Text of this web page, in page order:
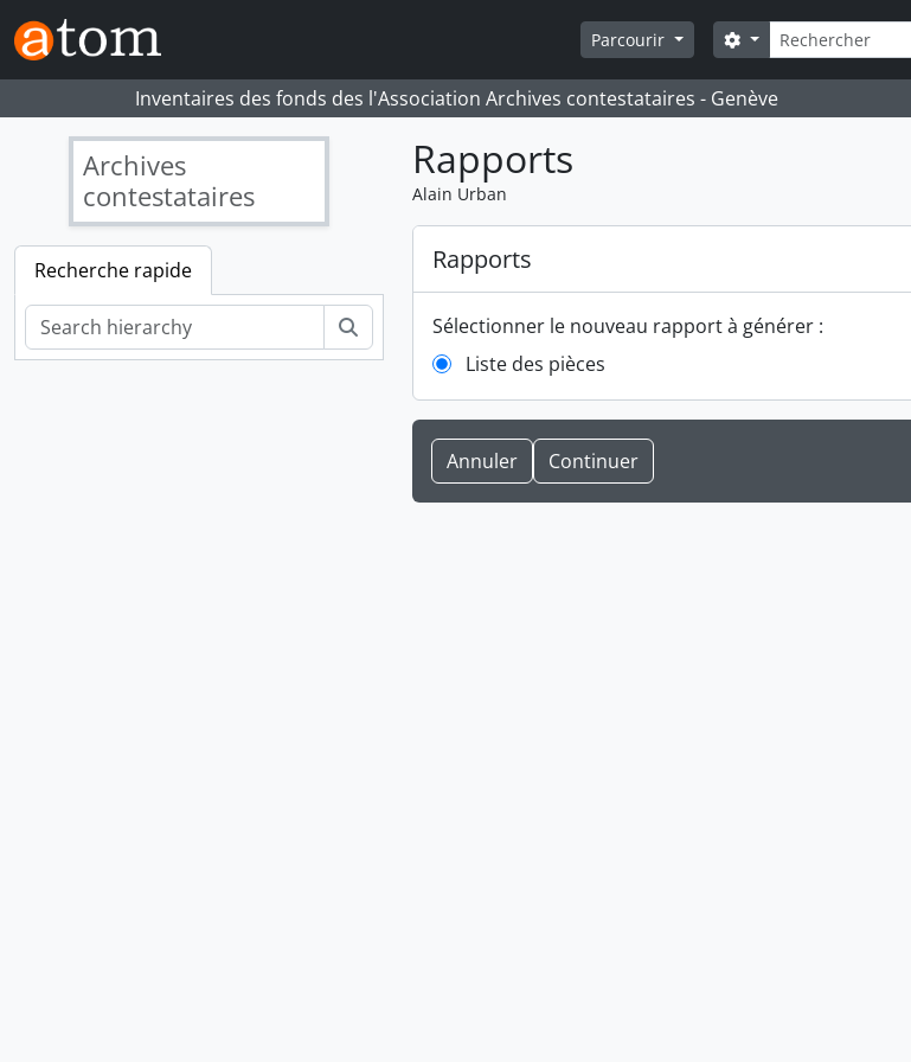
Skip to main content
Parcourir
Rechercher
Search options
Inventaires des fonds des l'Association Archives contestataires - Genève
Archives
contestataires
Recherche rapide
Rechercher
Rapports
Alain Urban
Rapports
Sélectionner le nouveau rapport à générer :
Liste des pièces
Annuler